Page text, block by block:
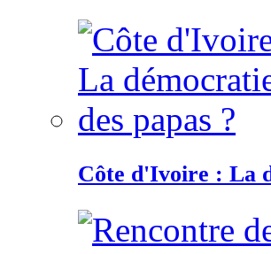
Côte d'Ivoire : La